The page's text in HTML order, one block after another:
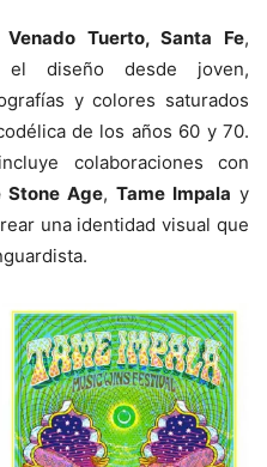
Venado Tuerto, Santa Fe,
diseño desde joven,
y colores saturados
de los años 60 y 70.
colaboraciones con
Stone Age, Tame Impala y
una identidad visual que